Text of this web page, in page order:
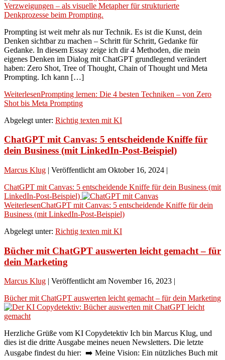
Prompting ist weit mehr als nur Technik. Es ist die Kunst, dein
Denken sichtbar zu machen – Schritt für Schritt, Gedanke für
Gedanke. In diesem Essay zeige ich dir 4 Methoden, die mein
eigenes Denken im Dialog mit ChatGPT grundlegend verändert
haben: Zero Shot, Tree of Thought, Chain of Thought und Meta
Prompting. Ich kann […]
WeiterlesenPrompting lernen: Die 4 besten Techniken – von Zero
Shot bis Meta Prompting
Abgelegt unter: Richtig texten mit KI
ChatGPT mit Canvas: 5 entscheidende Kniffe für
dein Business (mit LinkedIn-Post-Beispiel)
Marcus Klug | Veröffentlicht am Oktober 16, 2024 |
ChatGPT mit Canvas: 5 entscheidende Kniffe für dein Business (mit
LinkedIn-Post-Beispiel)
WeiterlesenChatGPT mit Canvas: 5 entscheidende Kniffe für dein
Business (mit LinkedIn-Post-Beispiel)
Abgelegt unter: Richtig texten mit KI
Bücher mit ChatGPT auswerten leicht gemacht – für
dein Marketing
Marcus Klug | Veröffentlicht am November 16, 2023 |
Bücher mit ChatGPT auswerten leicht gemacht – für dein Marketing
Herzliche Grüße vom KI Copydetektiv Ich bin Marcus Klug, und
dies ist die dritte Ausgabe meines neuen Newsletters. Die letzte
Ausgabe findest du hier: ➡️ Meine Vision: Ein nützliches Buch mit